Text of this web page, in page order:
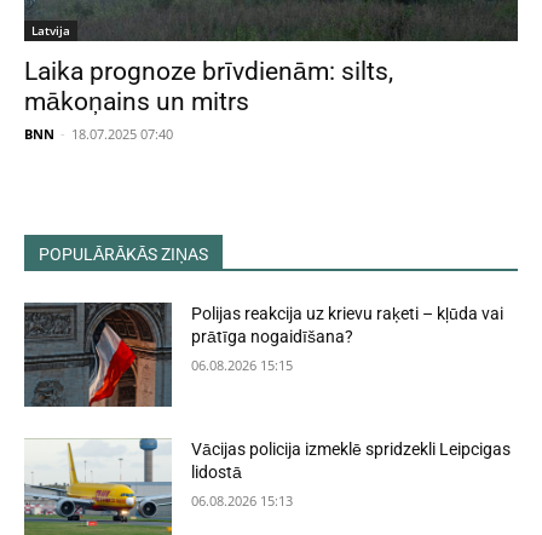
Latvija
Laika prognoze brīvdienām: silts,
mākoņains un mitrs
BNN - 18.07.2025 07:40
POPULĀRĀKĀS ZIŅAS
Polijas reakcija uz krievu raķeti – kļūda vai
prātīga nogaidīšana?
06.08.2026 15:15
Vācijas policija izmeklē spridzekli Leipcigas
lidostā
06.08.2026 15:13